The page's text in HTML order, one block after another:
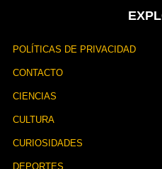
POLÍTICAS DE PRIVACIDAD
CONTACTO
CIENCIAS
CULTURA
CURIOSIDADES
DEPORTES